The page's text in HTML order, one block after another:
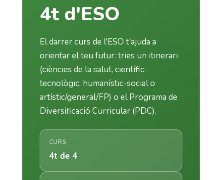
4t d'ESO
El darrer curs de l'ESO t'ajuda a
orientar el teu futur: tries un itinerari
(ciències de la salut, científic-
tecnològic, humanístic-social o
artístic/general/FP) o el Programa de
Diversificació Curricular (PDC).
CURS
4t de 4